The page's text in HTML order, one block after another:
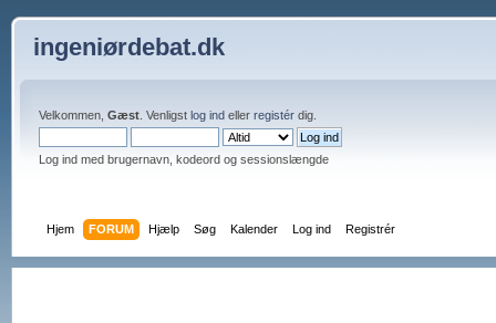
ingeniørdebat.dk
Velkommen, Gæst. Venligst log indeller registérdig.
Log ind med brugernavn, kodeord og sessionslængde
Hjem FORUM Hjælp Søg Kalender Log ind Registrér